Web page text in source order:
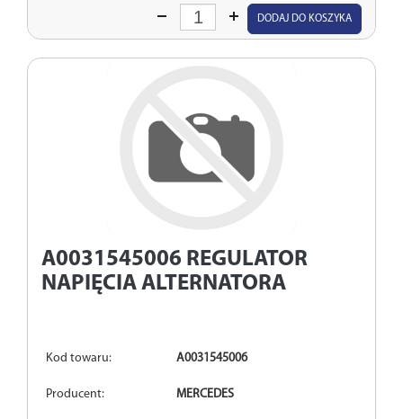
Wprowadź
DODAJ DO KOSZYKA
A0031545006 REGULATOR
NAPIĘCIA ALTERNATORA
Kod towaru: A0031545006
Producent: MERCEDES